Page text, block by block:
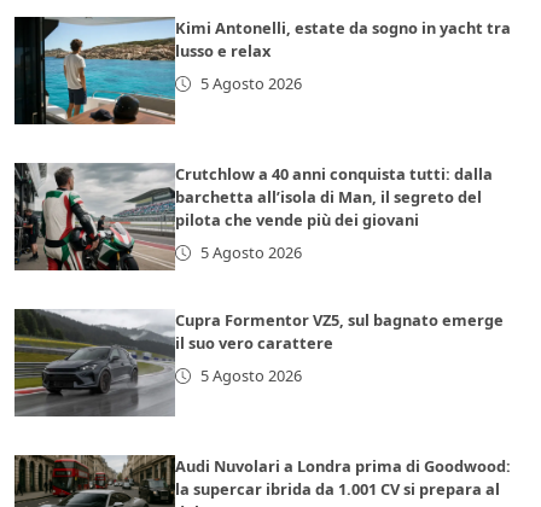
Kimi Antonelli, estate da sogno in yacht tra
lusso e relax
5 Agosto 2026
Crutchlow a 40 anni conquista tutti: dalla
barchetta all’isola di Man, il segreto del
pilota che vende più dei giovani
5 Agosto 2026
Cupra Formentor VZ5, sul bagnato emerge
il suo vero carattere
5 Agosto 2026
Audi Nuvolari a Londra prima di Goodwood:
la supercar ibrida da 1.001 CV si prepara al